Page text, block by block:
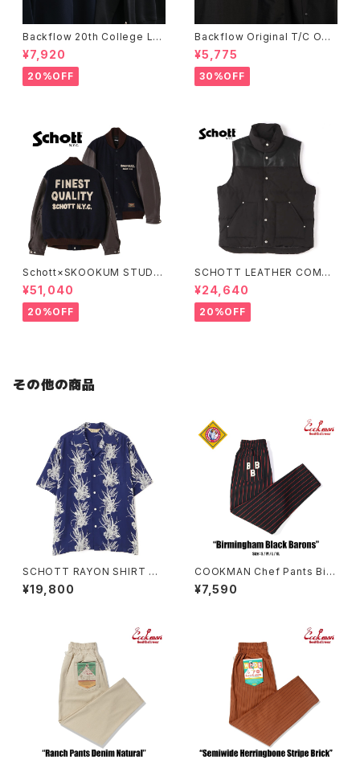
Backflow 20th College Lo
go T/C Sweat
¥7,920
20%OFF
Backflow Original T/C Ope
n Collar S/S Work Shirt
¥5,775
30%OFF
Schott×SKOOKUM STUDIU
M JACKET FINEST QUALIT
Y
¥51,040
20%OFF
SCHOTT LEATHER COMBI
DOWN VEST
¥24,640
20%OFF
その他の商品
SCHOTT RAYON SHIRT CA
CTUS
¥19,800
COOKMAN Chef Pants Bir
mingham Black Barons
¥7,590